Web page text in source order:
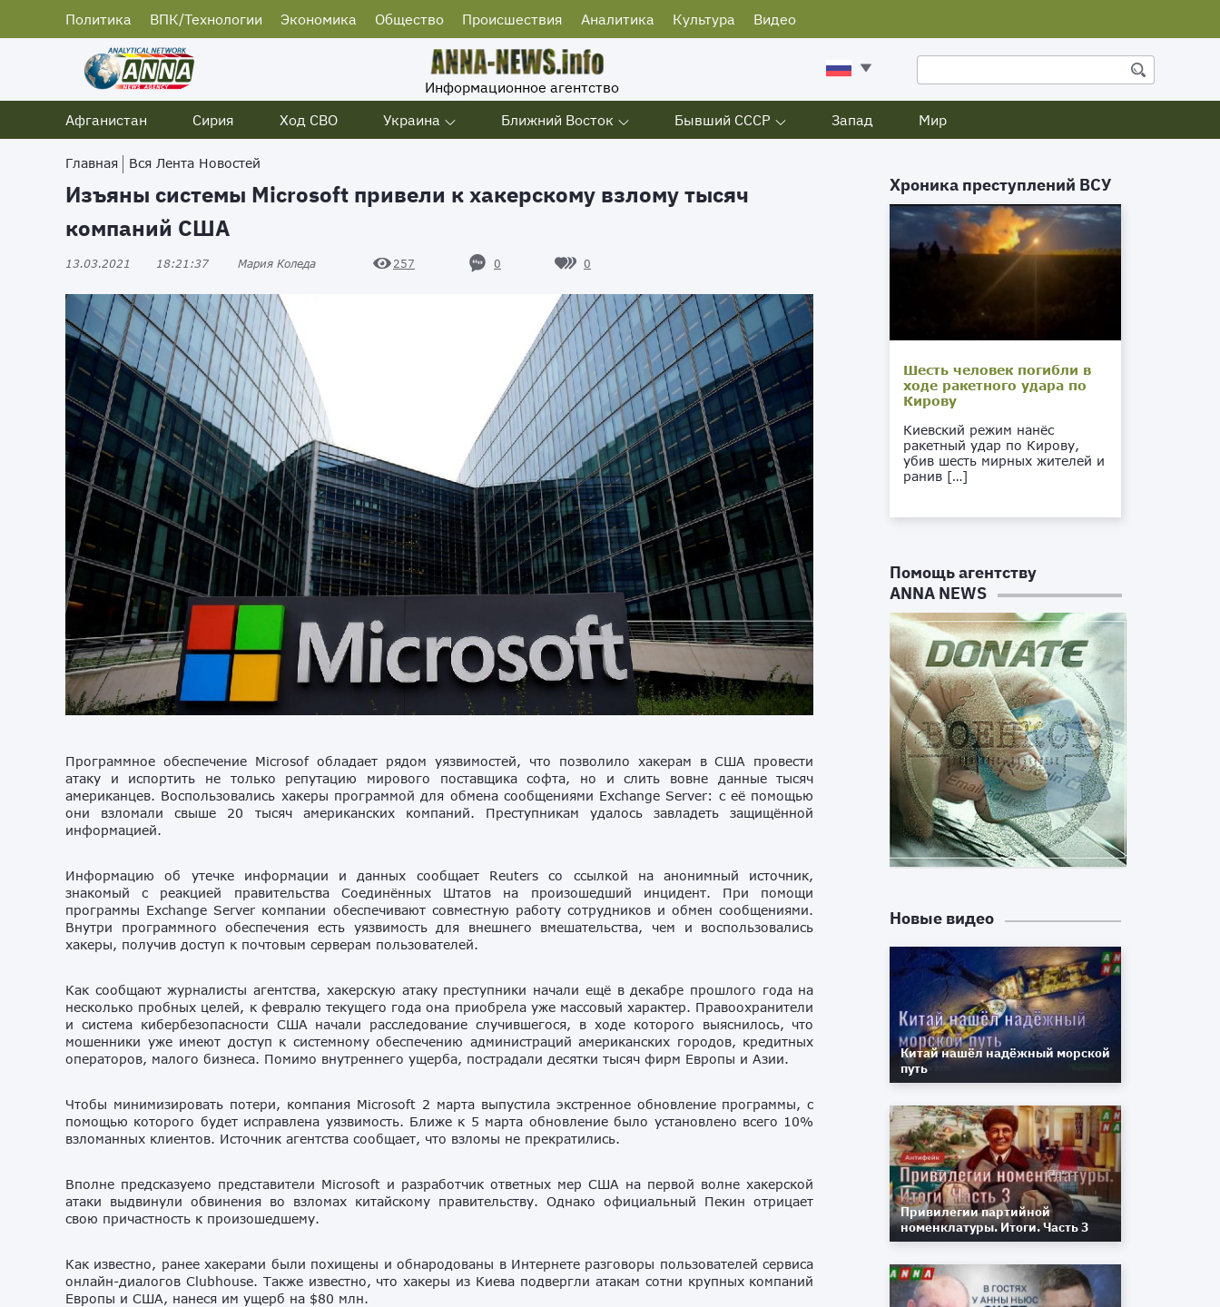
Политика ВПК/Технологии Экономика Общество Происшествия Аналитика Культура Видео
Информационное агентство
Афганистан
Сирия Ход СВО Украина Ближний Восток Бывший СССР Запад Мир
Главная Вся Лента Новостей
Изъяны системы Microsoft привели к хакерскому взлому тысяч
компаний США
13.03.2021 18:21:37 Мария Коледа 257 0 0
Программное обеспечение Microsof обладает рядом уязвимостей, что позволило хакерам в США провести
атаку и испортить не только репутацию мирового поставщика софта, но и слить вовне данные тысяч
американцев. Воспользовались хакеры программой для обмена сообщениями Exchange Server: с её помощью
они взломали свыше 20 тысяч американских компаний. Преступникам удалось завладеть защищённой
информацией.
Информацию об утечке информации и данных сообщает Reuters со ссылкой на анонимный источник,
знакомый с реакцией правительства Соединённых Штатов на произошедший инцидент. При помощи
программы Exchange Server компании обеспечивают совместную работу сотрудников и обмен сообщениями.
Внутри программного обеспечения есть уязвимость для внешнего вмешательства, чем и воспользовались
хакеры, получив доступ к почтовым серверам пользователей.
Как сообщают журналисты агентства, хакерскую атаку преступники начали ещё в декабре прошлого года на
несколько пробных целей, к февралю текущего года она приобрела уже массовый характер. Правоохранители
и система кибербезопасности США начали расследование случившегося, в ходе которого выяснилось, что
мошенники уже имеют доступ к системному обеспечению администраций американских городов, кредитных
операторов, малого бизнеса. Помимо внутреннего ущерба, пострадали десятки тысяч фирм Европы и Азии.
Чтобы минимизировать потери, компания Microsoft 2 марта выпустила экстренное обновление программы, с
помощью которого будет исправлена уязвимость. Ближе к 5 марта обновление было установлено всего 10%
взломанных клиентов. Источник агентства сообщает, что взломы не прекратились.
Вполне предсказуемо представители Microsoft и разработчик ответных мер США на первой волне хакерской
атаки выдвинули обвинения во взломах китайскому правительству. Однако официальный Пекин отрицает
свою причастность к произошедшему.
Как известно, ранее хакерами были похищены и обнародованы в Интернете разговоры пользователей сервиса
онлайн-диалогов Clubhouse. Также известно, что хакеры из Киева подвергли атакам сотни крупных компаний
Европы и США, нанеся им ущерб на $80 млн.
Хроника преступлений ВСУ
Шесть человек погибли в
ходе ракетного удара по
Кирову
Киевский режим нанёс
ракетный удар по Кирову,
убив шесть мирных жителей и
ранив […]
Помощь агентству
ANNA NEWS
Новые видео
Китай нашёл надёжный морской
путь
Привилегии партийной
номенклатуры. Итоги. Часть 3